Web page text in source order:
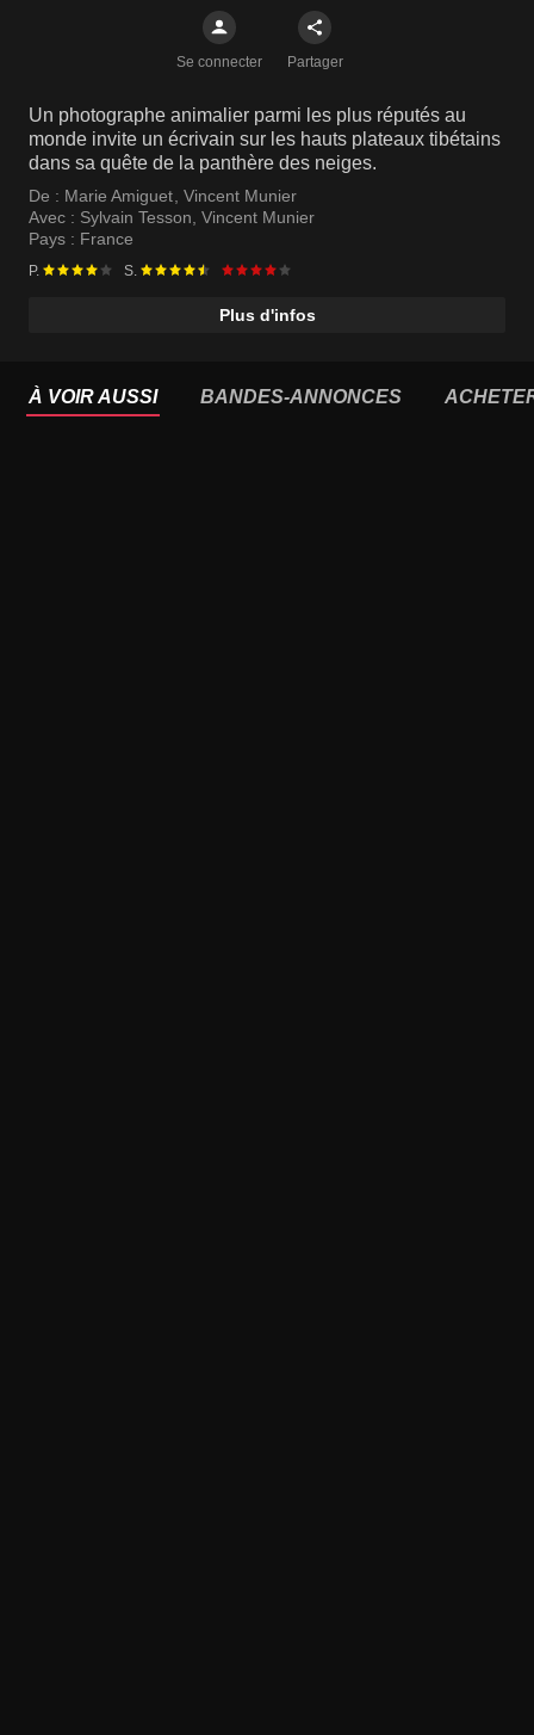
Se connecter Partager
Un photographe animalier parmi les plus réputés au
monde invite un écrivain sur les hauts plateaux tibétains
dans sa quête de la panthère des neiges.
De : Marie Amiguet, Vincent Munier
Avec : Sylvain Tesson, Vincent Munier
Pays : France
P. S.
Plus d'infos
À VOIR AUSSI BANDES-ANNONCES